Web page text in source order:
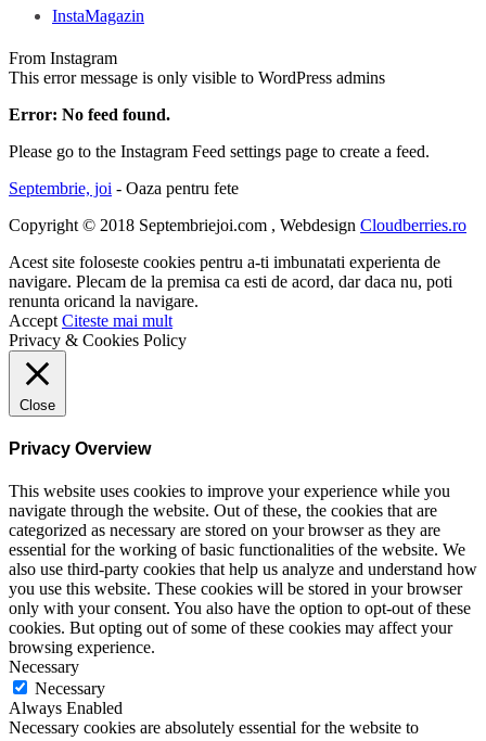
InstaMagazin
From Instagram
This error message is only visible to WordPress admins
Error: No feed found.
Please go to the Instagram Feed settings page to create a feed.
Septembrie, joi - Oaza pentru fete
Copyright © 2018 Septembriejoi.com , Webdesign Cloudberries.ro
Acest site foloseste cookies pentru a-ti imbunatati experienta de
navigare. Plecam de la premisa ca esti de acord, dar daca nu, poti
renunta oricand la navigare.
Accept Citeste mai mult
Privacy & Cookies Policy
Close
Privacy Overview
This website uses cookies to improve your experience while you
navigate through the website. Out of these, the cookies that are
categorized as necessary are stored on your browser as they are
essential for the working of basic functionalities of the website. We
also use third-party cookies that help us analyze and understand how
you use this website. These cookies will be stored in your browser
only with your consent. You also have the option to opt-out of these
cookies. But opting out of some of these cookies may affect your
browsing experience.
Necessary
Necessary
Always Enabled
Necessary cookies are absolutely essential for the website to